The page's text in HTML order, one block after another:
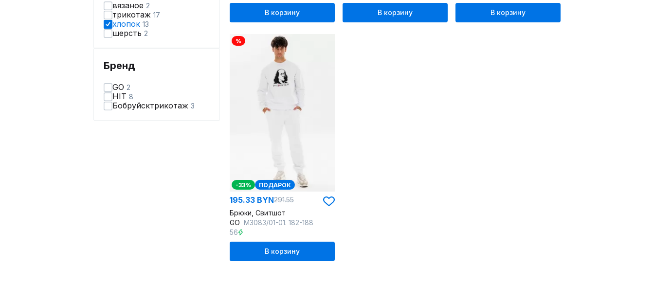
вязаное 2
трикотаж 17
хлопок 13
шерсть 2
Бренд
GO 2
HIT 8
Бобруйсктрикотаж 3
В корзину В корзину В корзину
%
-33% ПОДАРОК
195.33 BYN291.55
Брюки, Свитшот
GO M3083/01-01. 182-188
56
В корзину